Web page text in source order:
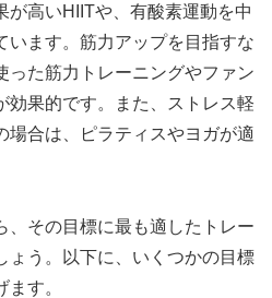
が高いHIITや、有酸素運動を中
います。筋力アップを目指すな
った筋力トレーニングやファン
効果的です。また、ストレス軽
場合は、ピラティスやヨガが適
、その目標に最も適したトレー
ょう。以下に、いくつかの目標
す。